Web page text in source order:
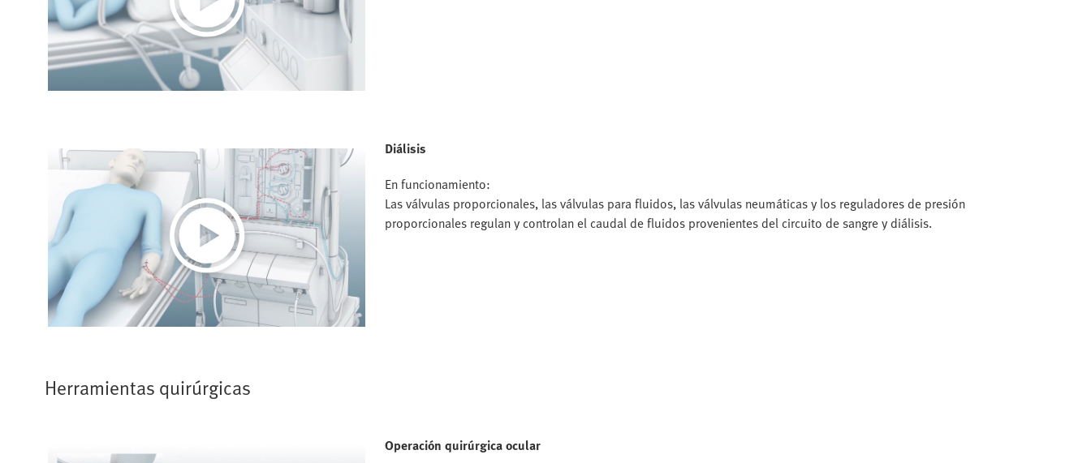
Play
Video
Diálisis
En funcionamiento:
Las válvulas proporcionales, las válvulas para fluidos, las válvulas neumáticas y los reguladores de presión
proporcionales regulan y controlan el caudal de fluidos provenientes del circuito de sangre y diálisis.
Play
Video
Herramientas quirúrgicas
Operación quirúrgica ocular